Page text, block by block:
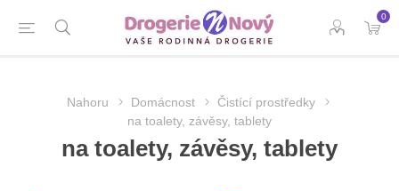
0
Nahoru Domácnost
Čistící prostředky
na toalety, závěsy, tablety
na toalety, závěsy, tablety